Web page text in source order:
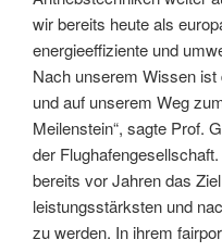
wir bereits heute als
energieeffiziente und
Nach unserem Wissen
und auf unserem Weg
Meilenstein“, sagte Prof.
der
bereits vor Jahren das
leistungsstärksten und
zu werden. In ihrem